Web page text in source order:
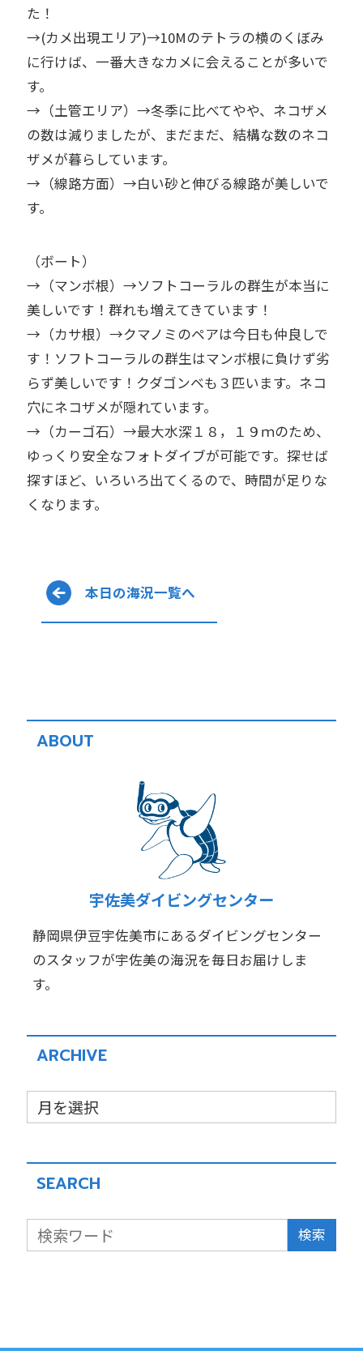
た！
→(カメ出現エリア)→10Mのテトラの横のくぼみ
に行けば、一番大きなカメに会えることが多いで
す。
→（土管エリア）→冬季に比べてやや、ネコザメ
の数は減りましたが、まだまだ、結構な数のネコ
ザメが暮らしています。
→（線路方面）→白い砂と伸びる線路が美しいで
す。
（ボート）
→（マンボ根）→ソフトコーラルの群生が本当に
美しいです！群れも増えてきています！
→（カサ根）→クマノミのペアは今日も仲良しで
す！ソフトコーラルの群生はマンボ根に負けず劣
らず美しいです！クダゴンベも３匹います。ネコ
穴にネコザメが隠れています。
→（カーゴ石）→最大水深１８，１９ｍのため、
ゆっくり安全なフォトダイブが可能です。探せば
探すほど、いろいろ出てくるので、時間が足りな
くなります。
本日の海況一覧へ
ABOUT
宇佐美ダイビングセンター
静岡県伊豆宇佐美市にあるダイビングセンター
のスタッフが宇佐美の海況を毎日お届けしま
す。
ARCHIVE
SEARCH
検索